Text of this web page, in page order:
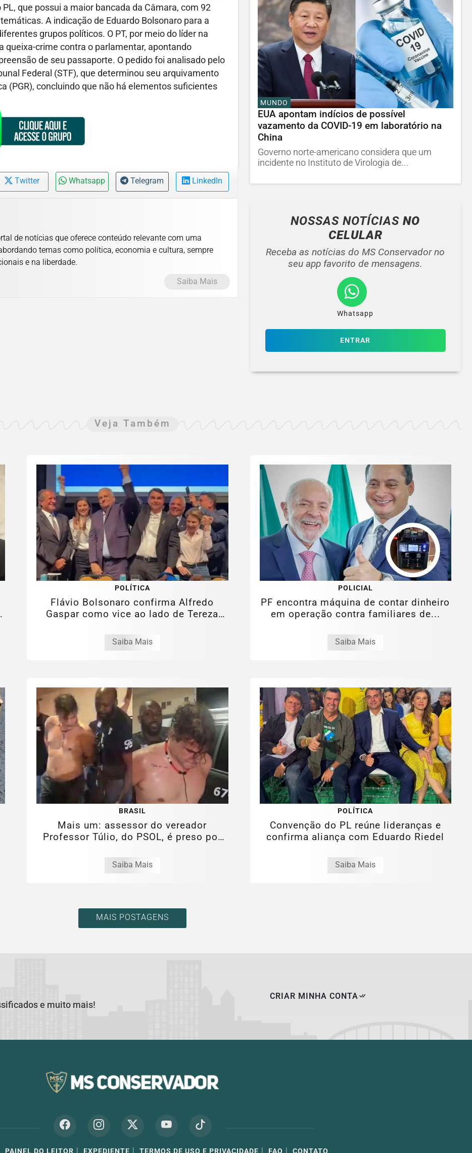
que possui a maior bancada da Câmara, com 92
A indicação de Eduardo Bolsonaro para a
grupos políticos. O PT, por meio do líder na
queixa-crime contra o parlamentar, apontando
de seu passaporte. O pedido foi analisado pelo
Federal (STF), que determinou seu arquivamento
(PGR), concluindo que não há elementos suficientes
Twitter Whatsapp Telegram LinkedIn
de notícias que oferece conteúdo relevante com uma
temas como política, economia e cultura, sempre
e na liberdade.
Saiba Mais
MUNDO
EUA apontam indícios de possível
vazamento da COVID-19 em laboratório na
China
Governo norte-americano considera que um
incidente no Instituto de Virologia de...
NOSSAS NOTÍCIASNO
CELULAR
Receba as notícias do MS Conservador no
seu app favorito de mensagens.
Whatsapp
ENTRAR
Veja Também
POLÍTICA
Flávio Bolsonaro confirma Alfredo
Gaspar como vice ao lado de Tereza
Saiba Mais
POLICIAL
PF encontra máquina de contar dinheiro
em operação contra familiares de...
Saiba Mais
BRASIL
Mais um: assessor do vereador
Professor Túlio, do PSOL, é preso por
Saiba Mais
POLÍTICA
Convenção do PL reúne lideranças e
confirma aliança com Eduardo Riedel
Saiba Mais
MAIS POSTAGENS
e muito mais!
CRIAR MINHA CONTA
PAINEL DO LEITOR | EXPEDIENTE | TERMOS DE USO E PRIVACIDADE | FAQ | CONTATO